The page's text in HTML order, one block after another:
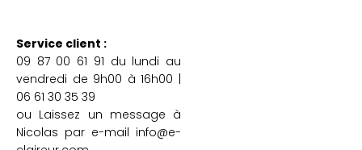
Service client :
09 87 00 61 91 du lundi au
vendredi de 9h00 à 16h00 |
06 61 30 35 39
ou Laissez un message à
Nicolas par e-mail info@e-